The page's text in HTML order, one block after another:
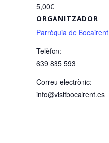
5,00€
ORGANITZADOR
Parròquia de Bocairent
Telèfon:
639 835 593
Correu electrònic:
info@visitbocairent.es